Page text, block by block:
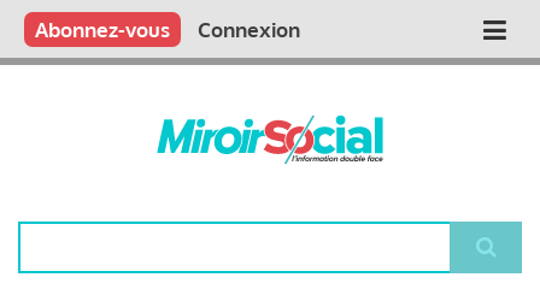
Aller
contenu
Main
Qui sommes nous ?
Vous publiez
Nous publions
Contactez-nous
Abonnez-vous Connexion